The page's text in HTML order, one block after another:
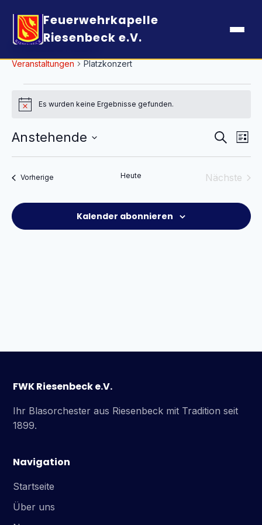
Feuerwehrkapelle
Riesenbeck e.V.
Platzkonzert
Veranstaltungen Platzkonzert
HinweisEs wurden keine Ergebnisse gefunden.
Suche
und
SucheListe
Anstehende
Datum
VorherigeVeranstaltungen Heute
Nächste
Kalender abonnieren
FWK Riesenbeck e.V.
Ihr Blasorchester aus Riesenbeck mit Tradition seit
1899.
Navigation
Startseite
Über uns